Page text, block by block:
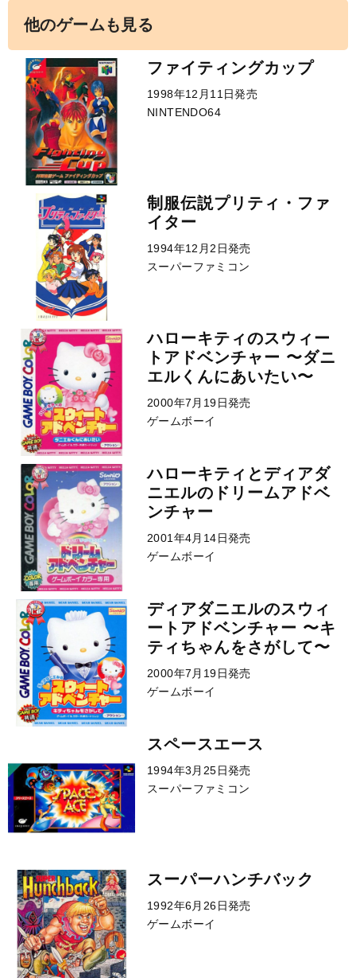
他のゲームも見る
ファイティングカップ
1998年12月11日発売
NINTENDO64
制服伝説プリティ・ファ
イター
1994年12月2日発売
スーパーファミコン
ハローキティのスウィー
トアドベンチャー 〜ダニ
エルくんにあいたい〜
2000年7月19日発売
ゲームボーイ
ハローキティとディアダ
ニエルのドリームアドベ
ンチャー
2001年4月14日発売
ゲームボーイ
ディアダニエルのスウィ
ートアドベンチャー 〜キ
ティちゃんをさがして〜
2000年7月19日発売
ゲームボーイ
スペースエース
1994年3月25日発売
スーパーファミコン
スーパーハンチバック
1992年6月26日発売
ゲームボーイ